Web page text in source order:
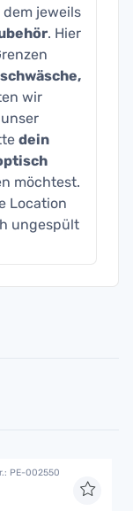
dem jeweils
. Hier
wir
dein
möchtest.
Location
ungespült
PE-002550